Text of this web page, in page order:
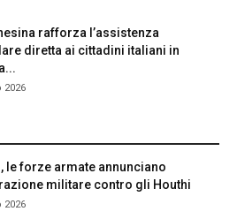
rafforza l’assistenza
diretta ai cittadini italiani in
2026
le forze armate annunciano
militare contro gli Houthi
2026